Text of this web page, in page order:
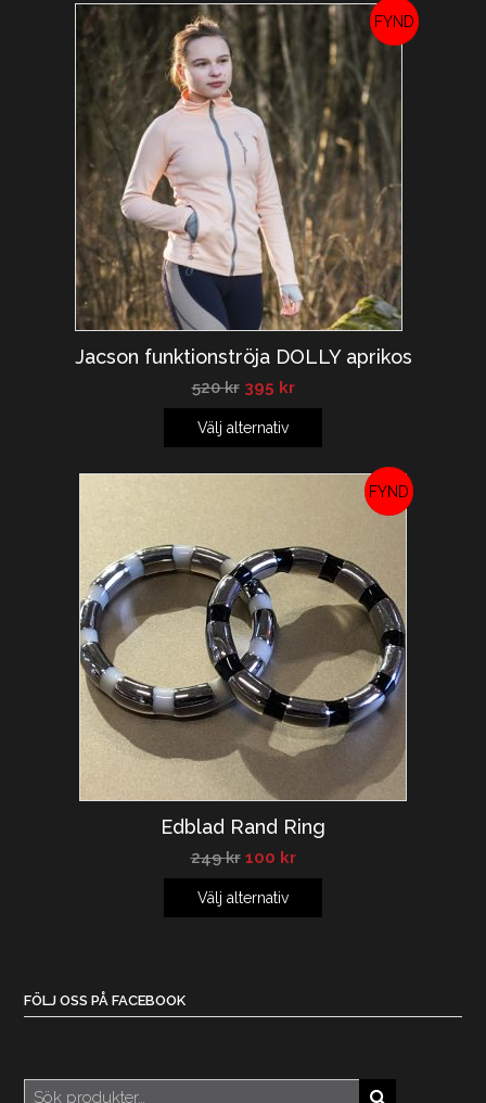
Jacson funktionströja DOLLY aprikos
520kr 395 kr
Välj alternativ
Edblad Rand Ring
249kr 100 kr
Välj alternativ
FÖLJ OSS PÅ FACEBOOK
Sök